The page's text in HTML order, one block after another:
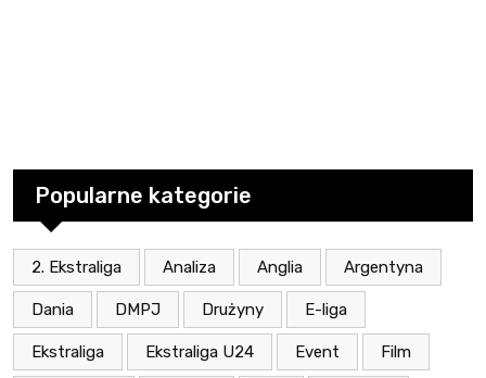
Popularne kategorie
2. Ekstraliga Analiza Anglia Argentyna
Dania DMPJ Drużyny E-liga
Ekstraliga Ekstraliga U24 Event Film